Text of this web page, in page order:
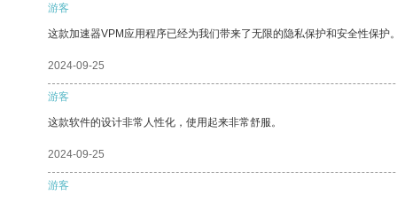
游客
这款加速器VPM应用程序已经为我们带来了无限的隐私保护和安全性保护
2024-09-25
游客
这款软件的设计非常人性化，使用起来非常舒服。
2024-09-25
游客